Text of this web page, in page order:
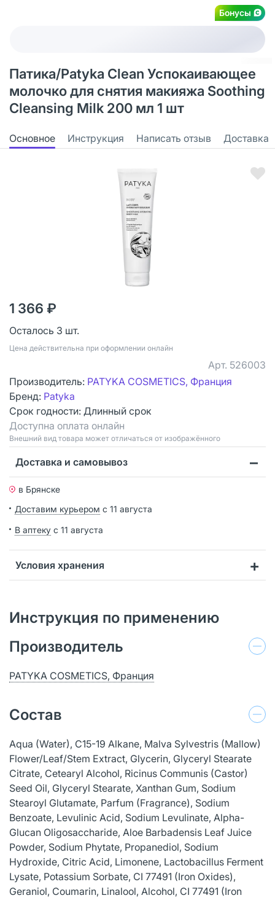
Бонусы
Патика/Patyka Clean Успокаивающее
молочко для снятия макияжа Soothing
Cleansing Milk 200 мл 1 шт
Основное Инструкция Написать отзыв Доставка
1 366 ₽
Осталось 3 шт.
Цена действительна при оформлении онлайн
Арт. 526003
Производитель: PATYKA COSMETICS, Франция
Бренд: Patyka
Срок годности: Длинный срок
Доступна оплата онлайн
Bнешний вид товара может отличаться от изображённого
Доставка и самовывоз
в Брянске
Доставим курьером с 11 августа
В аптеку с 11 августа
Условия хранения
Инструкция по применению
Производитель
PATYKA COSMETICS, Франция
Состав
Aqua (Water), C15-19 Alkane, Malva Sylvestris (Mallow)
Flower/Leaf/Stem Extract, Glycerin, Glyceryl Stearate
Citrate, Cetearyl Alcohol, Ricinus Communis (Castor)
Seed Oil, Glyceryl Stearate, Xanthan Gum, Sodium
Stearoyl Glutamate, Parfum (Fragrance), Sodium
Benzoate, Levulinic Acid, Sodium Levulinate, Alpha-
Glucan Oligosaccharide, Aloe Barbadensis Leaf Juice
Powder, Sodium Phytate, Propanediol, Sodium
Hydroxide, Citric Acid, Limonene, Lactobacillus Ferment
Lysate, Potassium Sorbate, CI 77491 (Iron Oxides),
Geraniol, Coumarin, Linalool, Alcohol, CI 77491 (Iron